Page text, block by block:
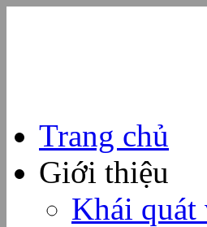
Trang chủ
Giới thiệu
Khái quát